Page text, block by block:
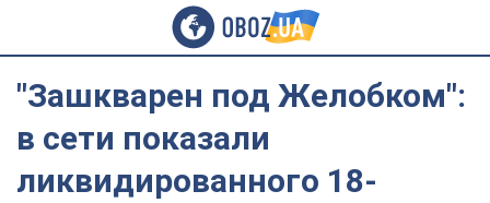
"Зашкварен под Желобком":
в сети показали
ликвидированного 18-